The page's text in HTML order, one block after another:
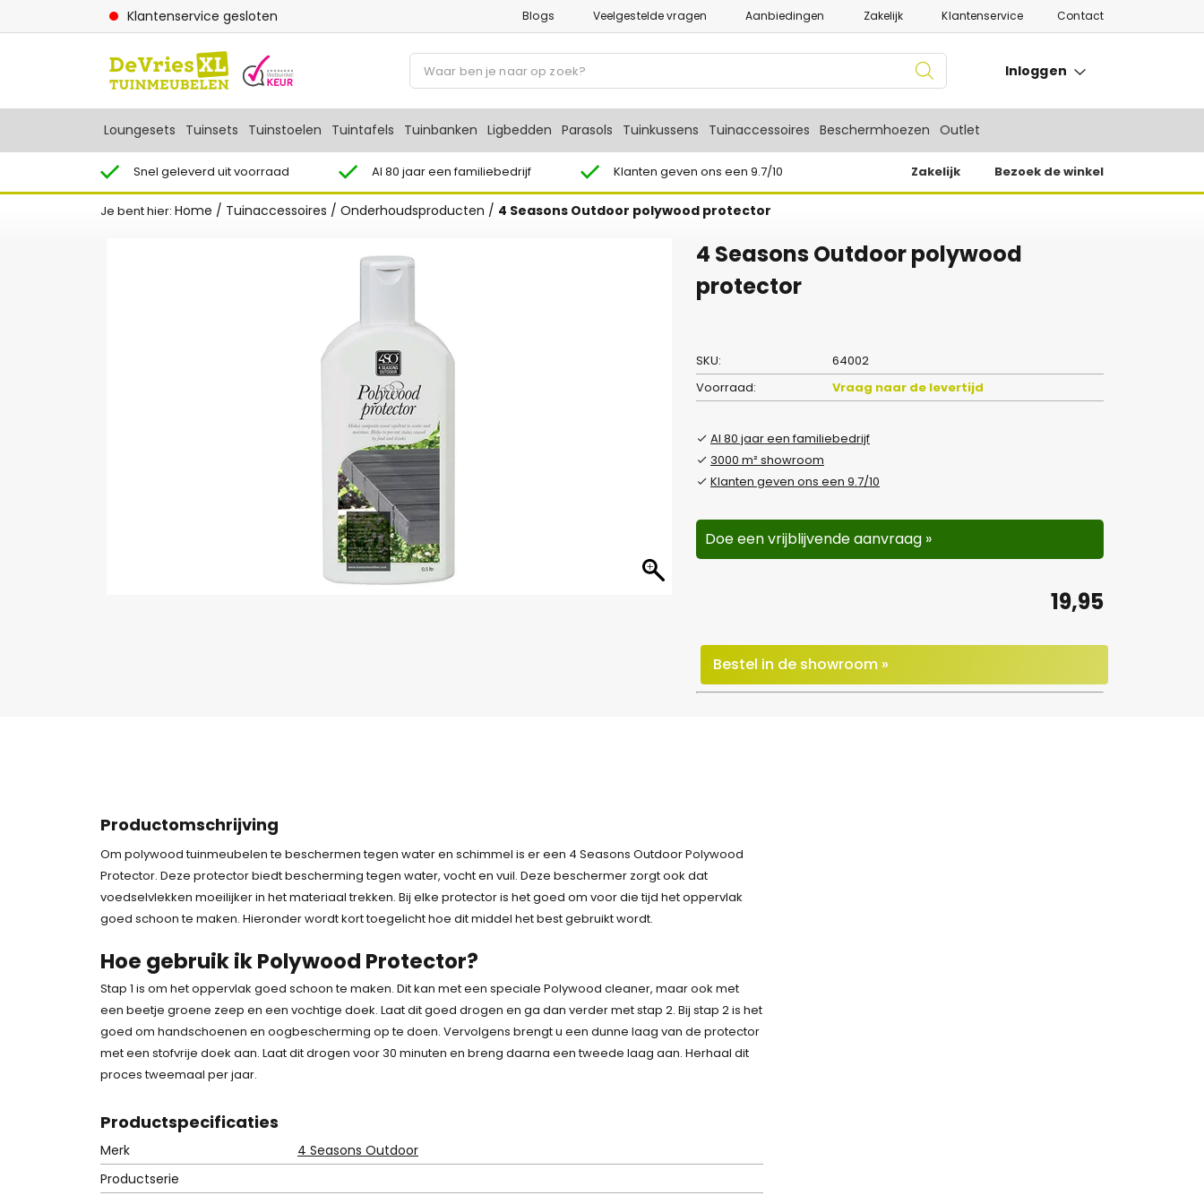
Klantenservice gesloten Blogs Veelgestelde vragen Aanbiedingen Zakelijk Klantenservice Contact
r
o
d
u
c
t
e
z
Inloggen
Loungesets Tuinsets Tuinstoelen Tuintafels Tuinbanken Ligbedden Parasols Tuinkussens Tuinaccessoires Beschermhoezen Outlet
Snel geleverd uit voorraad Al 80 jaar een familiebedrijf Klanten geven ons een 9.7/10 Zakelijk Bezoek de winkel
Je bent hier: Home / Tuinaccessoires / Onderhoudsproducten / 4 Seasons Outdoor polywood protector
4 Seasons Outdoor polywood
protector
SKU:
64002
Voorraad:
Vraag naar de levertijd
Al 80 jaar een familiebedrijf
3000 m² showroom
Klanten geven ons een 9.7/10
Doe een vrijblijvende aanvraag »
19,95
Bestel in de showroom »
Productomschrijving
Om polywood tuinmeubelen te beschermen tegen water en schimmel is er een 4 Seasons Outdoor Polywood
Protector. Deze protector biedt bescherming tegen water, vocht en vuil. Deze beschermer zorgt ook dat
voedselvlekken moeilijker in het materiaal trekken. Bij elke protector is het goed om voor die tijd het oppervlak
goed schoon te maken. Hieronder wordt kort toegelicht hoe dit middel het best gebruikt wordt.
Hoe gebruik ik Polywood Protector?
Stap 1 is om het oppervlak goed schoon te maken. Dit kan met een speciale Polywood cleaner, maar ook met
een beetje groene zeep en een vochtige doek. Laat dit goed drogen en ga dan verder met stap 2. Bij stap 2 is het
goed om handschoenen en oogbescherming op te doen. Vervolgens brengt u een dunne laag van de protector
met een stofvrije doek aan. Laat dit drogen voor 30 minuten en breng daarna een tweede laag aan. Herhaal dit
proces tweemaal per jaar.
Productspecificaties
Merk
4 Seasons Outdoor
Productserie